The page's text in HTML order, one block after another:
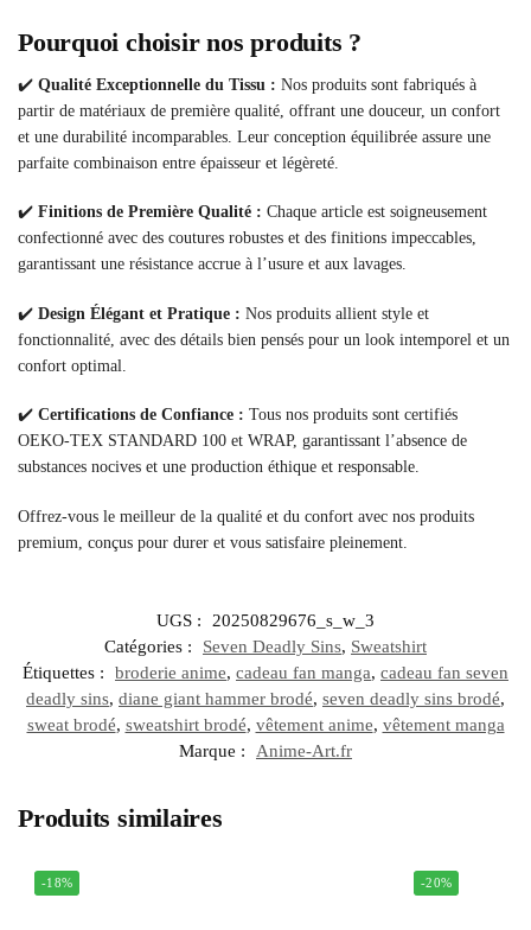
Pourquoi choisir nos produits ?
✔️ Qualité Exceptionnelle du Tissu : Nos produits sont fabriqués à
partir de matériaux de première qualité, offrant une douceur, un confort
et une durabilité incomparables. Leur conception équilibrée assure une
parfaite combinaison entre épaisseur et légèreté.
✔️ Finitions de Première Qualité : Chaque article est soigneusement
confectionné avec des coutures robustes et des finitions impeccables,
garantissant une résistance accrue à l’usure et aux lavages.
✔️ Design Élégant et Pratique : Nos produits allient style et
fonctionnalité, avec des détails bien pensés pour un look intemporel et un
confort optimal.
✔️ Certifications de Confiance : Tous nos produits sont certifiés
OEKO-TEX STANDARD 100 et WRAP, garantissant l’absence de
substances nocives et une production éthique et responsable.
Offrez-vous le meilleur de la qualité et du confort avec nos produits
premium, conçus pour durer et vous satisfaire pleinement.
UGS :
20250829676_s_w_3
Catégories :
Seven Deadly Sins, Sweatshirt
Étiquettes :
broderie anime, cadeau fan manga, cadeau fan seven
deadly sins, diane giant hammer brodé, seven deadly sins brodé,
sweat brodé, sweatshirt brodé, vêtement anime, vêtement manga
Marque :
Anime-Art.fr
Produits similaires
-18% -20%